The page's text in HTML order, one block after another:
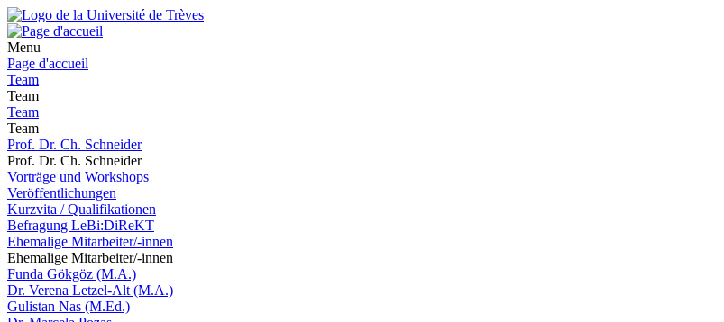
Menu
Page d'accueil
Team
Team
Team
Team
Prof. Dr. Ch. Schneider
Prof. Dr. Ch. Schneider
Vorträge und Workshops
Veröffentlichungen
Kurzvita / Qualifikationen
Befragung LeBi:DiReKT
Ehemalige Mitarbeiter/-innen
Ehemalige Mitarbeiter/-innen
Funda Gökgöz (M.A.)
Dr. Verena Letzel-Alt (M.A.)
Gulistan Nas (M.Ed.)